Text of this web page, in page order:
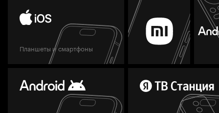
Планшеты и смартфоны